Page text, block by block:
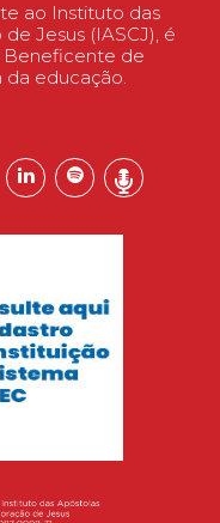
ao Instituto das
Jesus (IASCJ), é
de
da educação.